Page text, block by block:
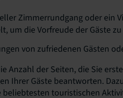
Zimmerrundgang oder ein
um die Vorfreude der Gäste
von zufriedenen Gästen
Anzahl der Seiten, die Sie
Ihrer Gäste beantworten.
beliebtesten touristischen